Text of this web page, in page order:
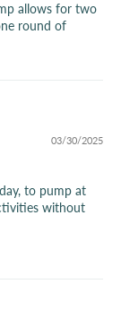
allows for two
round of
03/30/2025
to pump at
without